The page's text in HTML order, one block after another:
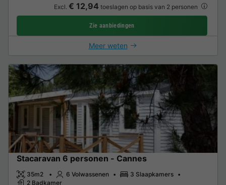
Excl. € 12,94 toeslagen op basis van 2 personen
Zie aanbiedingen
Meer weten
Stacaravan 6 personen - Cannes
35m2 6 Volwassenen
3 Slaapkamers
2 Badkamer